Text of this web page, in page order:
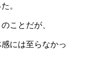
。
ことだが、
には至らなかっ